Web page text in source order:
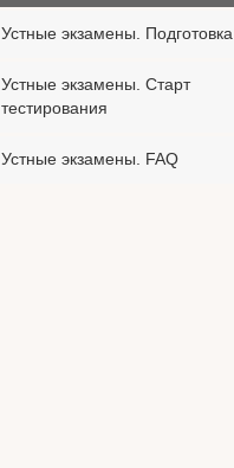
Устные экзамены. Подготовка
Устные экзамены. Старт
тестирования
Устные экзамены. FAQ